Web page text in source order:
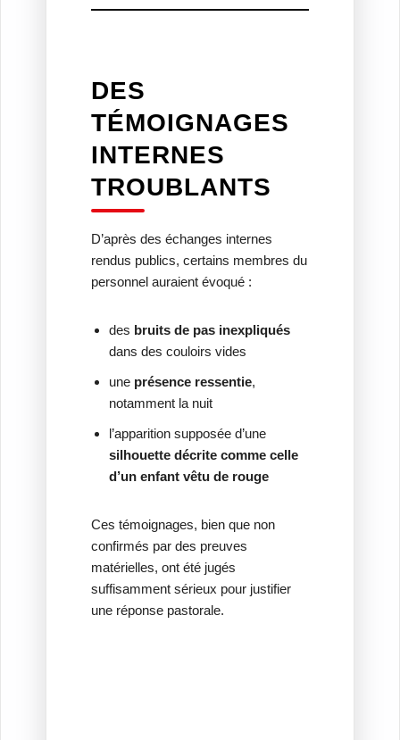
DES
TÉMOIGNAGES
INTERNES
TROUBLANTS
D’après des échanges internes
rendus publics, certains membres du
personnel auraient évoqué :
des bruits de pas inexpliqués
dans des couloirs vides
une présence ressentie,
notamment la nuit
l’apparition supposée d’une
silhouette décrite comme celle
d’un enfant vêtu de rouge
Ces témoignages, bien que non
confirmés par des preuves
matérielles, ont été jugés
suffisamment sérieux pour justifier
une réponse pastorale.